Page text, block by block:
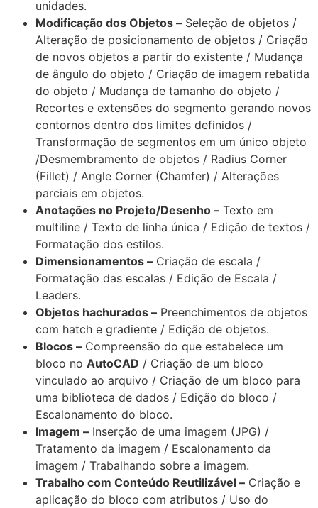
unidades.
Modificação dos Objetos – Seleção de objetos /
Alteração de posicionamento de objetos / Criação
de novos objetos a partir do existente / Mudança
de ângulo do objeto / Criação de imagem rebatida
do objeto / Mudança de tamanho do objeto /
Recortes e extensões do segmento gerando novos
contornos dentro dos limites definidos /
Transformação de segmentos em um único objeto
/Desmembramento de objetos / Radius Corner
(Fillet) / Angle Corner (Chamfer) / Alterações
parciais em objetos.
Anotações no Projeto/Desenho – Texto em
multiline / Texto de linha única / Edição de textos /
Formatação dos estilos.
Dimensionamentos – Criação de escala /
Formatação das escalas / Edição de Escala /
Leaders.
Objetos hachurados – Preenchimentos de objetos
com hatch e gradiente / Edição de objetos.
Blocos – Compreensão do que estabelece um
bloco no AutoCAD / Criação de um bloco
vinculado ao arquivo / Criação de um bloco para
uma biblioteca de dados / Edição do bloco /
Escalonamento do bloco.
Imagem – Inserção de uma imagem (JPG) /
Tratamento da imagem / Escalonamento da
imagem / Trabalhando sobre a imagem.
Trabalho com Conteúdo Reutilizável – Criação e
aplicação do bloco com atributos / Uso do